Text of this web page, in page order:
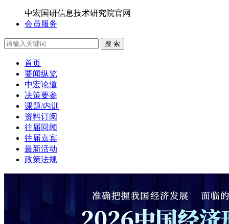
中宏国研信息技术研究院官网
会员服务
搜 索
首页
要闻纵览
中宏论道
决策要参
课题/内训
资料订阅
往届回顾
往届嘉宾
最新活动
政策法规